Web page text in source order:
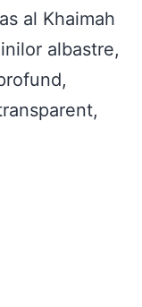
al Khaimah
albastre,